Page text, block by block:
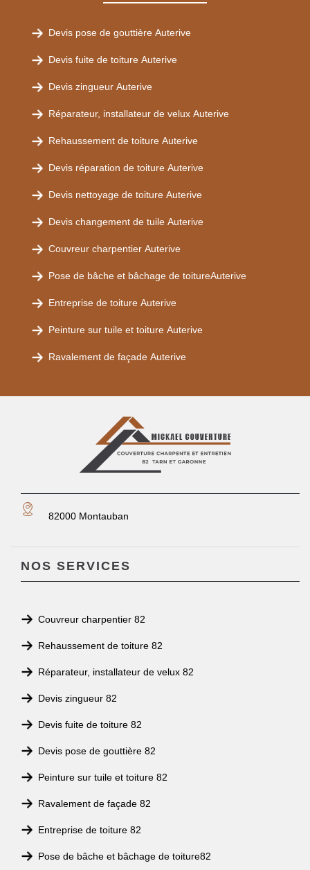
Devis pose de gouttière Auterive
Devis fuite de toiture Auterive
Devis zingueur Auterive
Réparateur, installateur de velux Auterive
Rehaussement de toiture Auterive
Devis réparation de toiture Auterive
Devis nettoyage de toiture Auterive
Devis changement de tuile Auterive
Couvreur charpentier Auterive
Pose de bâche et bâchage de toitureAuterive
Entreprise de toiture Auterive
Peinture sur tuile et toiture Auterive
Ravalement de façade Auterive
82000 Montauban
NOS SERVICES
Couvreur charpentier 82
Rehaussement de toiture 82
Réparateur, installateur de velux 82
Devis zingueur 82
Devis fuite de toiture 82
Devis pose de gouttière 82
Peinture sur tuile et toiture 82
Ravalement de façade 82
Entreprise de toiture 82
Pose de bâche et bâchage de toiture82